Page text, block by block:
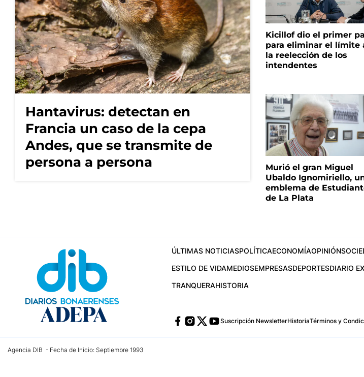
Hantavirus: detectan en
Francia un caso de la cepa
Andes, que se transmite de
persona a persona
Kicillof dio el primer
para eliminar el límite
la reelección de los
intendentes
Murió el gran Miguel
Ubaldo Ignomiriello,
emblema de
de La Plata
ÚLTIMAS NOTICIASPOLÍTICAECONOMÍAOPINIÓN
ESTILO DE VIDAMEDIOSEMPRESASDEPORTESDIARIO
TRANQUERAHISTORIA
Suscripción NewsletterHistoriaTérminos y
Agencia DIB - Fecha de Inicio: Septiembre 1993